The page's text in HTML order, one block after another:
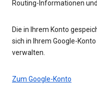
Routing-Informationen
Die in Ihrem Konto
sich in Ihrem Google-
verwalten.
Zum Google-Konto